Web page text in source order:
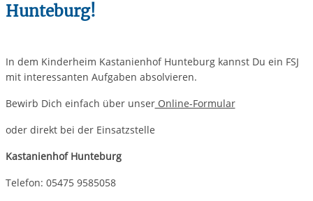
Hunteburg!
In dem Kinderheim Kastanienhof Hunteburg kannst Du ein FSJ
mit interessanten Aufgaben absolvieren.
Bewirb Dich einfach über unserOnline-Formular
oder direkt bei der Einsatzstelle
Kastanienhof Hunteburg
Telefon: 05475 9585058